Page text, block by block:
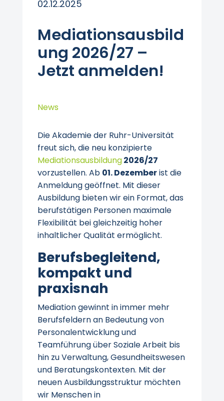
02.12.2025
Mediationsausbild
ung 2026/27 –
Jetzt anmelden!
News
Die Akademie der Ruhr-Universität
freut sich, die neu konzipierte
Mediationsausbildung2026/27
vorzustellen. Ab 01. Dezemberist die
Anmeldung geöffnet. Mit dieser
Ausbildung bieten wir ein Format, das
berufstätigen Personen maximale
Flexibilität bei gleichzeitig hoher
inhaltlicher Qualität ermöglicht.
Berufsbegleitend,
kompakt und
praxisnah
Mediation gewinnt in immer mehr
Berufsfeldern an Bedeutung von
Personalentwicklung und
Teamführung über Soziale Arbeit bis
hin zu Verwaltung, Gesundheitswesen
und Beratungskontexten. Mit der
neuen Ausbildungsstruktur möchten
wir Menschen in